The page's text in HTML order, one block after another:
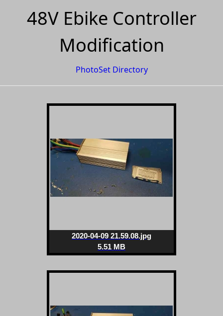
48V Ebike Controller
Modification
PhotoSet Directory
2020-04-09 21.59.08.jpg
5.51 MB